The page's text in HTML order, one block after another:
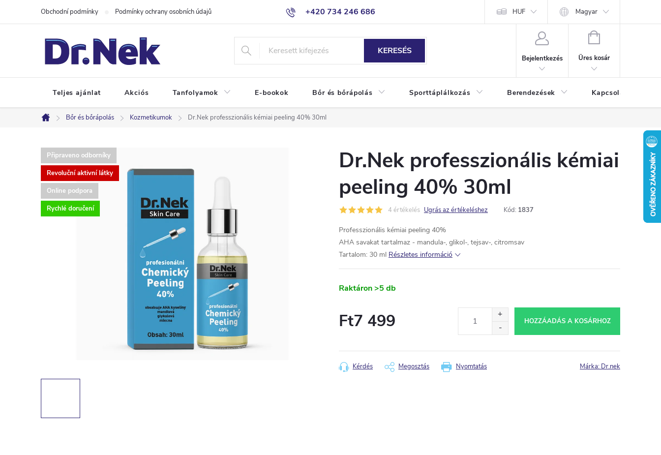
+420 734 246 686
Obchodní podmínky Podmínky ochrany osobních údajů HUF Magyar
KERESÉS
Bejelentkezés
KOSÁR
Üres kosár
Teljes ajánlat Akciós Tanfolyamok E-bookok Bőr és bőrápolás Sporttáplálkozás Berendezések Kapcsolat
Kezdőlap
Bőr és bőrápolás Kozmetikumok Dr.Nek professzionális kémiai peeling 40% 30ml
Připraveno odborníky
Revoluční aktivní látky
Online podpora
Rychlé doručení
Dr.Nek professzionális kémiai
peeling 40% 30ml
4 értékelés Ugrás az értékeléshez Kód: 1837
Professzionális kémiai peeling 40%
AHA savakat tartalmaz - mandula-, glikol-, tejsav-, citromsav
Tartalom: 30 ml Részletes információ
Raktáron>5 db
Ft7 499 HOZZÁADÁS A KOSÁRHOZ
Nyomtatás
Kérdés Megosztás Márka: Dr.nek